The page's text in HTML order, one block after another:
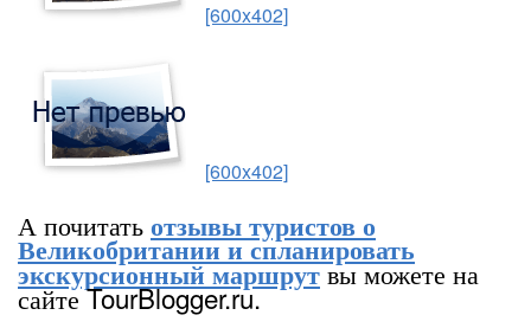
[600x402]
[600x402]
А почитатьотзывы туристов о
Великобритании и спланировать
экскурсионный маршрутвы можете на
сайте TourBlogger.ru.